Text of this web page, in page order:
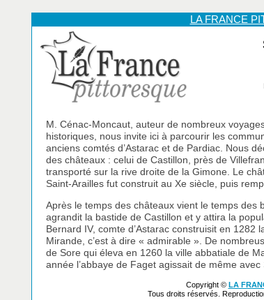
LA FRANCE
M. Cénac-Moncaut, auteur de nombreux
historiques, nous invite ici à parcourir les
anciens comtés d’Astarac et de Pardiac. Nous
des châteaux : celui de Castillon, près de
transporté sur la rive droite de la Gimone. Le
Saint-Arailles fut construit au Xe siècle, puis
Après le temps des châteaux vient le temps des
agrandit la bastide de Castillon et y attira la
Bernard IV, comte d’Astarac construisit en
Mirande, c’est à dire « admirable ». De
de Sore qui éleva en 1260 la ville abbatiale de
année l’abbaye de Faget agissait de même avec
Copyright © LA
Tous droits réservés.